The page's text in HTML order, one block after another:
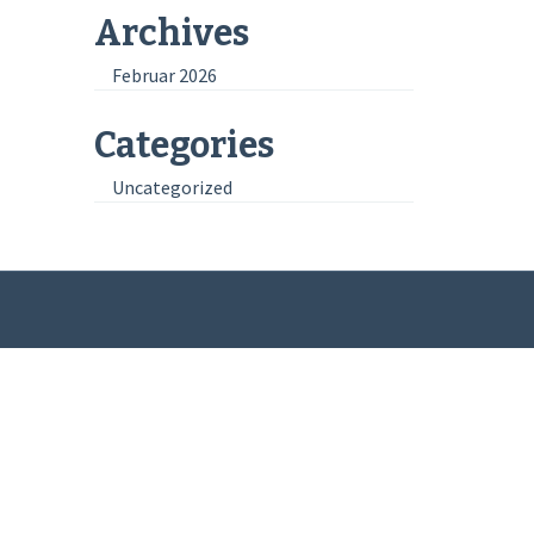
Archives
Februar 2026
Categories
Uncategorized